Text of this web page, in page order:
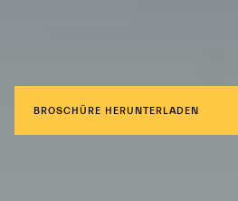
BROSCHÜRE HERUNTERLADEN